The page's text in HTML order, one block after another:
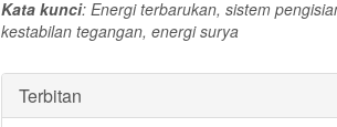
Kata kunci: Energi terbarukan, sistem
kestabilan tegangan, energi surya
Rincian
Terbitan